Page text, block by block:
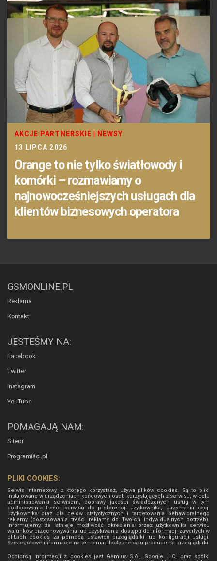
AKCJE PARTNERSKIE
NEWSY
13 LIPCA 2026
Orange to nie tylko światłowody i
komórki – rozmawiamy o
najnowocześniejszych usługach dla
klientów biznesowych operatora
GSMONLINE.PL
Reklama
Kontakt
JESTEŚMY NA:
Facebook
Twitter
Instagram
YouTube
POMAGAJĄ NAM:
Siteor
Programiści.pl
PLIKI COOKIES:
Serwis internetowy, z którego korzystasz, używa plików cookies. Są to pliki
instalowane w urządzeniach końcowych osób korzystających z serwisu, w celu
administrowania serwisem, poprawy jakości świadczonych usług w tym
dostosowania treści serwisu do preferencji użytkownika, utrzymania sesji
użytkownika oraz dla celów statystycznych i targetowania behawioralnego
reklamy (dostosowania treści reklamy do Twoich indywidualnych potrzeb).
Informujemy, że istnieje możliwość określenia przez użytkownika serwisu
warunków przechowywania lub uzyskiwania dostępu do informacji zawartych w
plikach cookies za pomocą ustawień przeglądarki lub konfiguracji usługi.
Szczegółowe informacje na ten temat dostępne są u producenta przeglądarki.
Odbiorcą informacji z cookies jest Gemius S.A., Google LLC, oraz spółki